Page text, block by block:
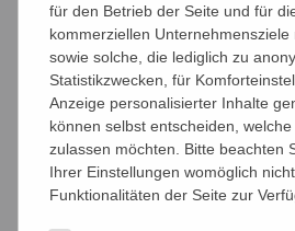
Kosten: Den Kursbeitrag erfahren
Sa. 08.08.2026, 12:00 - 12:30 Uhr
die nächsten Kurstage:
27.08.2026, 15:00 - 16:00
Kosten: Den Kursbeitrag erfahren
für den Betrieb der Seite und für
kommerziellen Unternehmensziele
sowie solche, die lediglich zu
Statistikzwecken, für
Anzeige personalisierter Inhalte
können selbst entscheiden,
zulassen möchten. Bitte beachten
Ihrer Einstellungen womöglich
Funktionalitäten der Seite zur